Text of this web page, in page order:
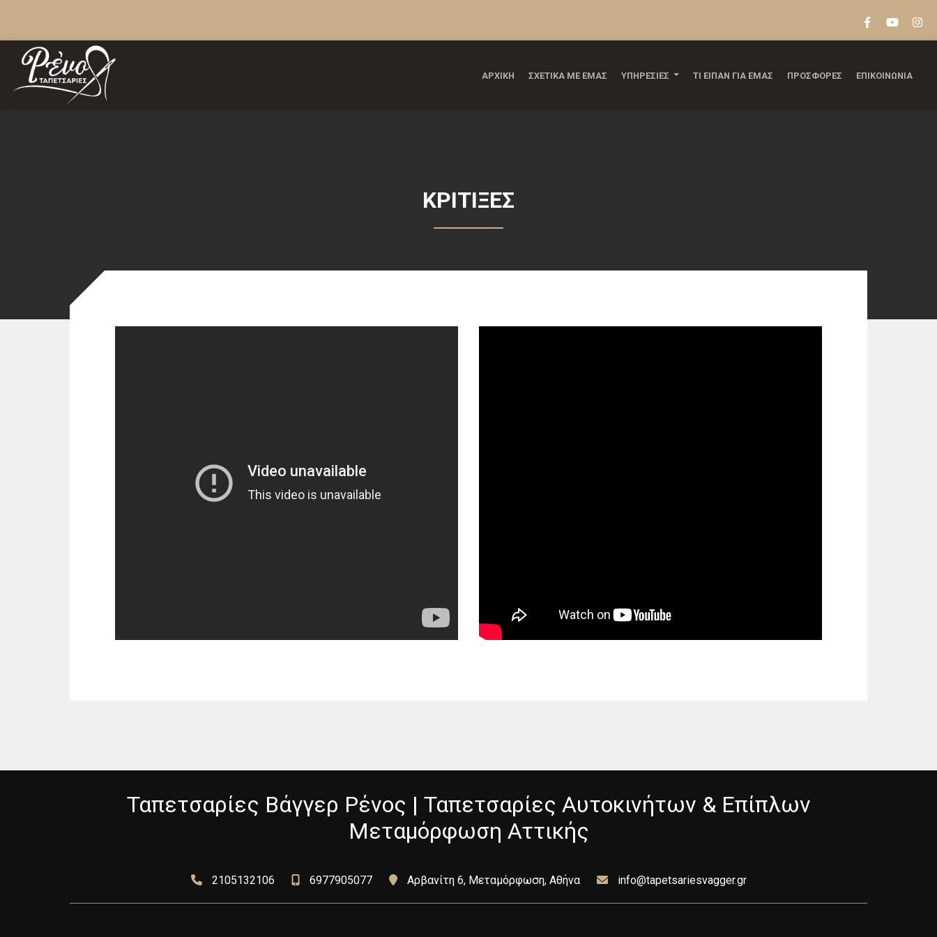
ΑΡΧΙΚΗ ΣΧΕΤΙΚΑ ΜΕ ΕΜΑΣ ΥΠΗΡΕΣΙΕΣ ΤΙ ΕΙΠΑΝ ΓΙΑ ΕΜΑΣ ΠΡΟΣΦΟΡΕΣ ΕΠΙΚΟΙΝΩΝΙΑ
ΚΡΙΤΙΞΕΣ
Ταπετσαρίες Βάγγερ Ρένος | Ταπετσαρίες Αυτοκινήτων & Επίπλων
Μεταμόρφωση Αττικής
2105132106 6977905077 Αρβανίτη 6, Μεταμόρφωση, Αθήνα info@tapetsariesvagger.gr